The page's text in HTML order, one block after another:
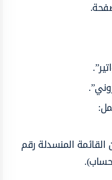
القائمة المنسدلة رقم